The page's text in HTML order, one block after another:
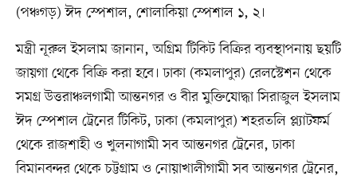
(পঞ্চগড়) ঈদ স্পেশাল, শোলাকিয়া স্পেশাল ১, ২।
মন্ত্রী নূরুল ইসলাম জানান, অগ্রিম টিকিট বিক্রির ব্যবস্থাপনায় ছয়টি
জায়গা থেকে বিক্রি করা হবে। ঢাকা (কমলাপুর) রেলস্টেশন থেকে
সমগ্র উত্তরাঞ্চলগামী আন্তনগর ও বীর মুক্তিযোদ্ধা সিরাজুল ইসলাম
ঈদ স্পেশাল ট্রেনের টিকিট, ঢাকা (কমলাপুর) শহরতলি প্ল্যাটফর্ম
থেকে রাজশাহী ও খুলনাগামী সব আন্তনগর ট্রেনের, ঢাকা
বিমানবন্দর থেকে চট্টগ্রাম ও নোয়াখালীগামী সব আন্তনগর ট্রেনের,